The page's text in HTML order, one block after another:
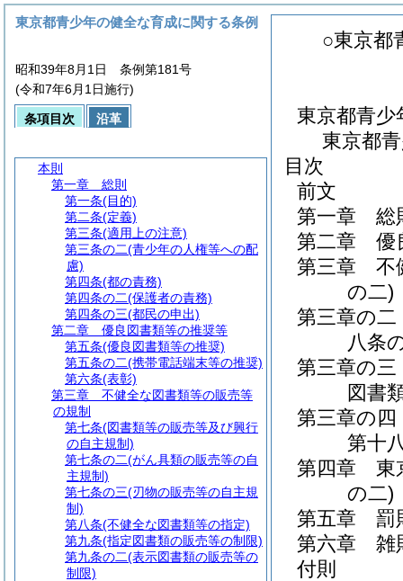
○東京都
東京都青
東京都
目次
前文
第一章
総
第二章
優
第三章
不
の二)
第三章の二
八条
第三章の三
図書
第三章の四
第十
第四章
東
の二)
第五章
罰
第六章
雑
付則
東京都青少年の健全な育成に関する条例
昭和39年8月1日 条例第181号
(令和7年6月1日施行)
条項目次 沿革
本則
第一章
総則
第一条(目的)
第二条(定義)
第三条(適用上の注意)
第三条の二(青少年の人権等への配
慮)
第四条(都の責務)
第四条の二(保護者の責務)
第四条の三(都民の申出)
第二章
優良図書類等の推奨等
第五条(優良図書類等の推奨)
第五条の二(携帯電話端末等の推奨)
第六条(表彰)
第三章
不健全な図書類等の販売等
の規制
第七条(図書類等の販売等及び興行
の自主規制)
第七条の二(がん具類の販売等の自
主規制)
第七条の三(刃物の販売等の自主規
制)
第八条(不健全な図書類等の指定)
第九条(指定図書類の販売等の制限)
第九条の二(表示図書類の販売等の
制限)